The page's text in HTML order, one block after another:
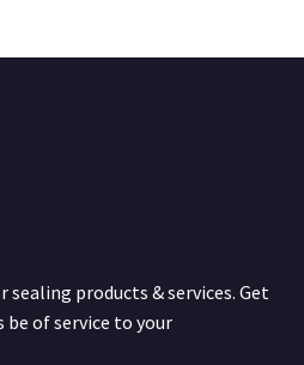
sealing products & services. Get
be of service to your